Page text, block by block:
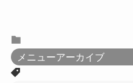
メニューアーカイブ